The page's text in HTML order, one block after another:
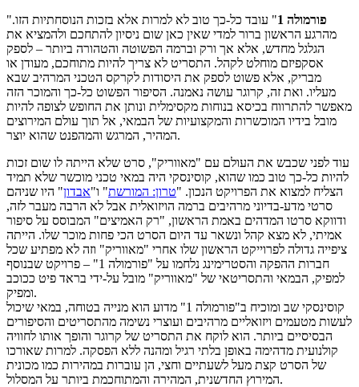
"
פורמולה 1
" עובד כל-כך טוב לא למרות אלא בזכות הנוסחתיות הזו.
מהרגע הראשון ברור למדי שאין כאן שום ניסיון להתחכם ולהמציא את
הגלגל מחדש, אלא אך ורק וברמה הפשוטה והטהורה ביותר – לספק
אסקפיזם מוחלט לקהל. התסריט לא צריך להיות מתוחכם, מעודן או
מבריק, אלא פשוט לספק את היסודות לקרקס הטכני המרהיב שבא
מעליו. ואת זה, קרוגר עושה נאמנה. הסיפור הפשוט כל-כך והמוכר הזה
מאפשר להתרווח בכיסא בנוחות מקסימלית ונותן את החופש לצופה להיות
מובל בידיו המוכשרות והמקצועיות של הבמאי, אל תוך עולם המירוצים
המהיר, המרגש והמהפנט שהוא יוצר.
עוד לפני שכבש את העולם עם "מאווריק", סרט שלא הייתה לו שום זכות
להיות כל-כך טוב כמו שהוא, קוסינסקי היה במאי טכני מוכשר שלא תמיד
הצליח למצוא את הפרויקט הנכון. "טרון: המורשת" ו"אבדון" היו שניהם
סרטי מדע-בדיוני מרהיבים ברמה הויזואלית אבל לא הרבה מעבר לזה,
ודווקא סרטו המדהים באמת הראשון, "רק האמיצים" המבוסס על סיפור
אמיתי, לא מצא קהל ונשאר עד היום הסרט הכי פחות מוכר שלו. הייתה
ציפייה גדולה לפרוייקט הראשון שלו אחרי "מאווריק" וזה לא מפתיע שכל
חברות ההפקה והסטרימינג נלחמו על "פורמולה 1" – פרויקט שבנוסף
למפיק, הבמאי והתסריטאי של "מאווריק" מובל על-ידי בראד פיט ככוכב
ומפיק.
קוסינסקי שב ומוכיח ב"פורמולה 1" מדוע הוא מנייה בטוחה, במאי שיכול
לעשות מטעמים ויזואליים מרהיבים ועוצרי נשימה מהתסריטים והסיפורים
הבסיסיים ביותר. הוא לוקח את התסריט של קרוגר והופך אותו לחוויה
קולנועית מדהימה באופן בלתי רגיל ומהנה ללא הפסקה. למרות שאורכו
של הסרט קצת מעל לשעתיים וחצי, הן עוברות במהירות כמו מכונית
המירוץ החדשנית, המהירה והמתוחכמת ביותר על המסלול.